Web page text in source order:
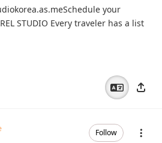
your
STUDIO Every traveler has a list
Follow